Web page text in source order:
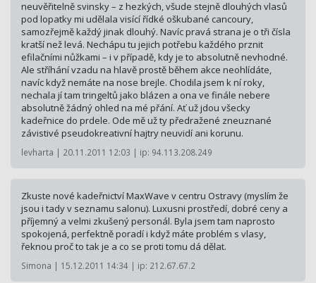
neuvěřitelně svinsky – z hezkých, všude stejně dlouhých vlasů
pod lopatky mi udělala visící řídké oškubané cancoury,
samozřejmě každý jinak dlouhý. Navíc pravá strana je o tři čísla
kratší než levá. Nechápu tu jejich potřebu každého prznit
efilačními nůžkami – i v případě, kdy je to absolutně nevhodné.
Ale stříhání vzadu na hlavě prostě během akce neohlídáte,
navíc když nemáte na nose brejle. Chodila jsem k ní roky,
nechala jí tam tringeltů jako blázen a ona ve finále nebere
absolutně žádný ohled na mé přání. Ať už jdou všecky
kadeřnice do prdele. Ode mě už ty předražené zneuznané
závistivé pseudokreativní hajtry neuvidí ani korunu.
levharta | 20.11.2011 12:03 | ip: 94.113.208.249
Zkuste nové kadeřnictví MaxWave v centru Ostravy (myslím že
jsou i tady v seznamu salonu). Luxusni prostředí, dobré ceny a
příjemný a velmi zkušený personál. Byla jsem tam naprosto
spokojená, perfektně poradí i když máte problém s vlasy,
řeknou proč to tak je a co se proti tomu dá dělat.
Simona | 15.12.2011 14:34 | ip: 212.67.67.2